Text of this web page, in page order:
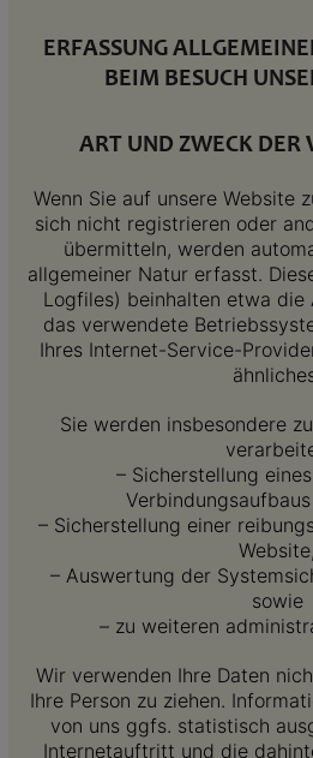
ERFASSUNG
BEIM BESUCH
ART UND ZWECK DER
Wenn Sie auf unsere Website
sich nicht registrieren oder
übermitteln, werden
allgemeiner Natur erfasst.
Logfiles) beinhalten etwa die
das verwendete
Ihres Internet-Service-
Sie werden insbesondere
– Sicherstellung
– Sicherstellung einer
Website,
– Auswertung der
sowie
– zu weiteren
Wir verwenden Ihre Daten
Ihre Person zu ziehen.
von uns ggfs. statistisch
Internetauftritt und die